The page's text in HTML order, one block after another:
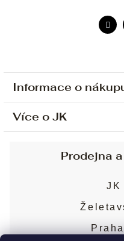
Informace o
Ochrana osobních
Sjednání osobní
Obchodní podmínky
Puncovní značky
Více o JK
Blog
Prodejna
JK